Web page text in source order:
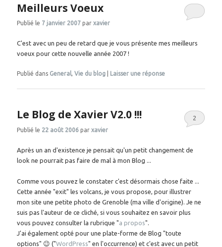
Meilleurs Voeux
Publié le 7 janvier 2007 parxavier
C'est avec un peu de retard que je vous présente mes meilleurs
voeux pour cette nouvelle année 2007 !
Publié dans General,Vie du blog Laisser une réponse
Le Blog de Xavier V2.0 !!!
Publié le 22 août 2006 parxavier
2
Après un an d'existence je pensait qu'un petit changement de
look ne pourrait pas faire de mal à mon Blog ...
Comme vous pouvez le constater c'est désormais chose faite ...
Cette année "exit" les volcans, je vous propose, pour illustrer
mon site une petite photo de Grenoble (ma ville d'origine). Je ne
suis pas l'auteur de ce cliché, si vous souhaitez en savoir plus
vous pouvez consulter la rubrique "a propos".
J'ai également opté pour une plate-forme de Blog "toute
options" 😉 ("WordPress" en l'occurrence) et c'est avec un petit